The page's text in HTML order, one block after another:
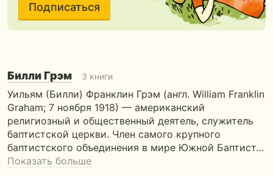
Подписаться
Билли Грэм 3 книги
Уильям (Билли) Франклин Грэм (англ. William Franklin
Graham; 7 ноября 1918) — американский
религиозный и общественный деятель, служитель
баптистской церкви. Член самого крупного
баптистского объединения в мире Южной Баптист…
Показать больше